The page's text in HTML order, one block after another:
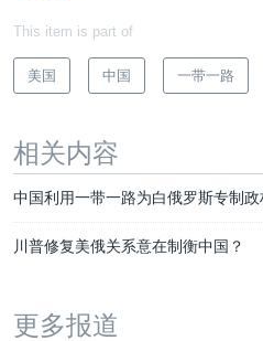
This item is part of
美国 中国 一带一路
相关内容
中国利用一带一路为白俄罗斯专制政
川普修复美俄关系意在制衡中国？
更多报道